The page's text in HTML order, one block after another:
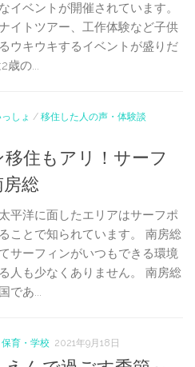
イベントが開催されています。
イトツアー、工作体験など子供
ウキウキするイベントが盛りだ
歳の...
しょ / 移住した人の声・体験談
住もアリ！サーフ
総
平洋に面したエリアはサーフポ
ことで知られています。 南房総
サーフィンがいつもできる環境
人も少なくありません。 南房総
であ...
保育・学校 2021年9月18日